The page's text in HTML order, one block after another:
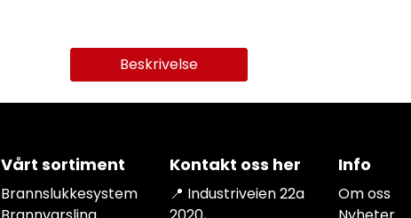
Beskrivelse
Vårt sortiment
Brannslukkesystem
Info
Om oss
Kontakt oss her
📍 Industriveien 22a